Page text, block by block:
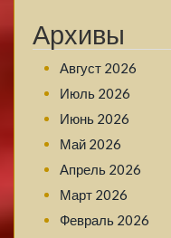
Архивы
Август 2026
Июль 2026
Июнь 2026
Май 2026
Апрель 2026
Март 2026
Февраль 2026